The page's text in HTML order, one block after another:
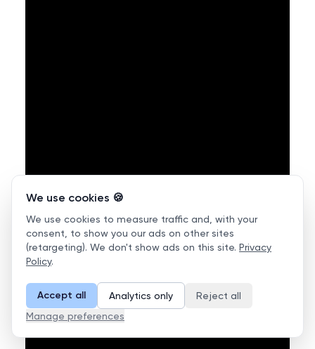
We use cookies 🍪
We use cookies to measure traffic and, with your
consent, to show you our ads on other sites
(retargeting). We don't show ads on this site. Privacy
Policy.
Accept all Analytics only
Reject all
Manage preferences